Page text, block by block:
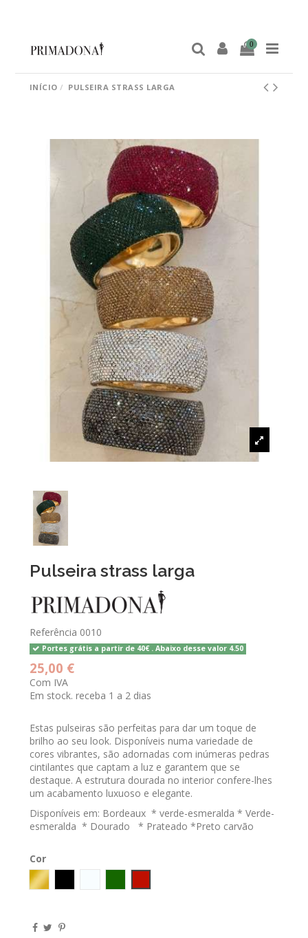
0
INÍCIO PULSEIRA STRASS LARGA
Pulseira strass larga
Referência 0010
Portes grátis a partir de 40€ . Abaixo desse valor 4.50
25,00 €
Com IVA
Em stock. receba 1 a 2 dias
Estas pulseiras são perfeitas para dar um toque de
brilho ao seu look. Disponíveis numa variedade de
cores vibrantes, são adornadas com inúmeras pedras
cintilantes que captam a luz e garantem que se
destaque. A estrutura dourada no interior confere-lhes
um acabamento luxuoso e elegante.
Disponíveis em: Bordeaux * verde-esmeralda * Verde-
esmeralda * Dourado * Prateado *Preto carvão
Cor
GOLD